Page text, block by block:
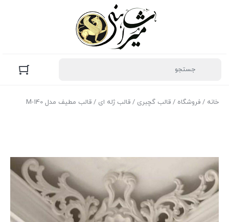
خانه / فروشگاه / قالب گچبری / قالب ژله ای / قالب مطیف مدل M-140